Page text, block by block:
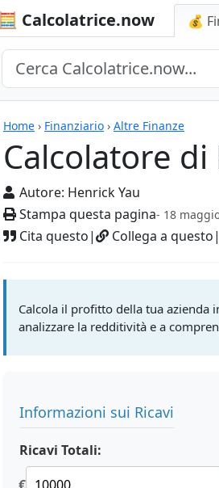
🧮 Calcolatrice.now 💰
Home › Finanziario › Altre Finanze
Calcolatore
Autore: Henrick Yau
Stampa questa pagina- 18
Cita questo| Collega a questo|
Calcolatrici
Calcola il profitto della tua azienda
analizzare la redditività e a
Informazioni sui Ricavi
Ricavi Totali: